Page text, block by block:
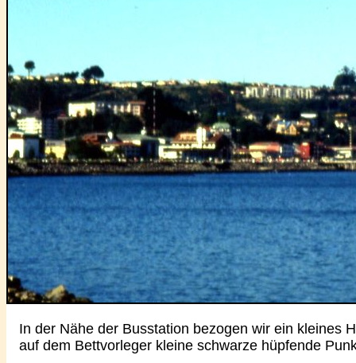
In der Nähe der Busstation bezogen wir ein kleines
auf dem Bettvorleger kleine schwarze hüpfende